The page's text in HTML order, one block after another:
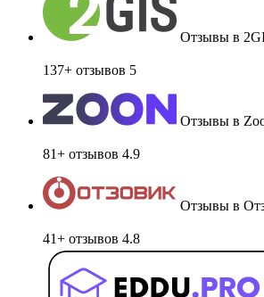
Отзывы в
137+ отзывов 5
Отзывы в
81+ отзывов 4.9
Отзывы в
41+ отзывов 4.8